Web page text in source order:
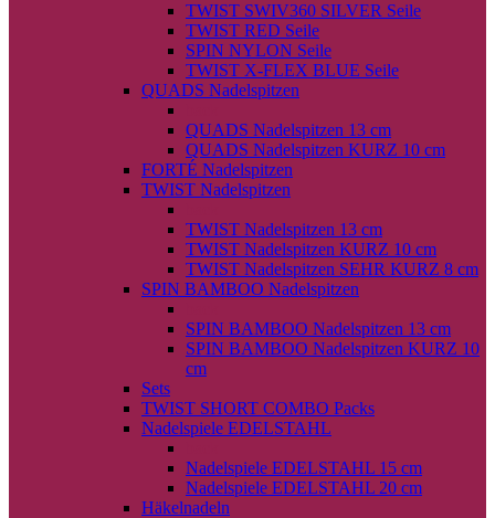
TWIST SWIV360 SILVER Seile
TWIST RED Seile
SPIN NYLON Seile
TWIST X-FLEX BLUE Seile
QUADS Nadelspitzen
QUADS Nadelspitzen 13 cm
QUADS Nadelspitzen KURZ 10 cm
FORTÉ Nadelspitzen
TWIST Nadelspitzen
TWIST Nadelspitzen 13 cm
TWIST Nadelspitzen KURZ 10 cm
TWIST Nadelspitzen SEHR KURZ 8 cm
SPIN BAMBOO Nadelspitzen
SPIN BAMBOO Nadelspitzen 13 cm
SPIN BAMBOO Nadelspitzen KURZ 10
cm
Sets
TWIST SHORT COMBO Packs
Nadelspiele EDELSTAHL
Nadelspiele EDELSTAHL 15 cm
Nadelspiele EDELSTAHL 20 cm
Häkelnadeln